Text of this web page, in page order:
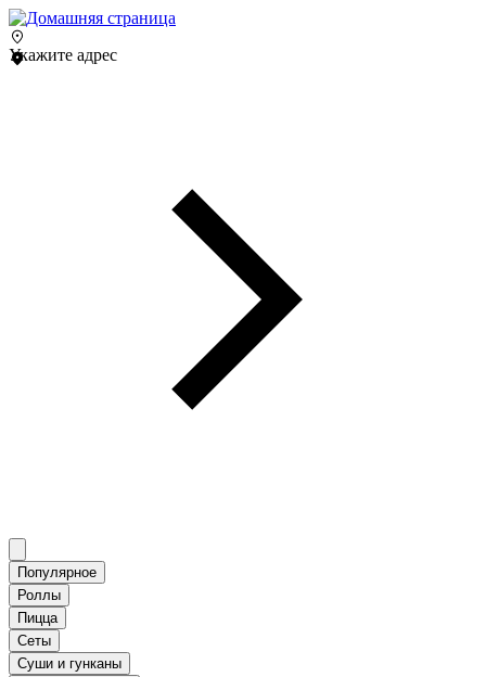
Укажите адрес
Популярное
Роллы
Пицца
Сеты
Суши и гунканы